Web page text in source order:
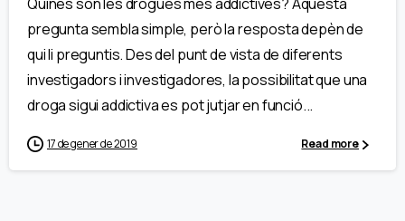
pregunta sembla simple, però la resposta depèn de
qui li preguntis. Des del punt de vista de diferents
investigadors i investigadores, la possibilitat que una
droga sigui addictiva es pot jutjar en funció...
17 de gener de 2019 Read more